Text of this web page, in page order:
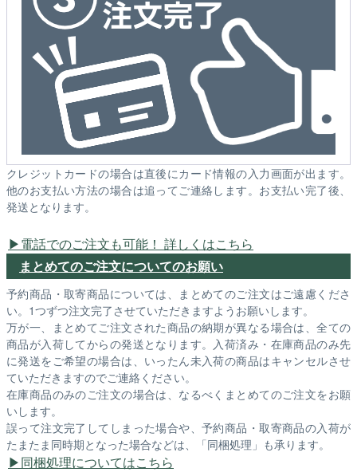
クレジットカードの場合は直後にカード情報の入力画面が出ます。
他のお支払い方法の場合は追ってご連絡します。お支払い完了後、
発送となります。
電話でのご注文も可能！ 詳しくはこちら
まとめてのご注文についてのお願い
予約商品・取寄商品については、まとめてのご注文はご遠慮くださ
い。1つずつ注文完了させていただきますようお願いします。
万が一、まとめてご注文された商品の納期が異なる場合は、全ての
商品が入荷してからの発送となります。入荷済み・在庫商品のみ先
に発送をご希望の場合は、いったん未入荷の商品はキャンセルさせ
ていただきますのでご連絡ください。
在庫商品のみのご注文の場合は、なるべくまとめてのご注文をお願
いします。
誤って注文完了してしまった場合や、予約商品・取寄商品の入荷が
たまたま同時期となった場合などは、「同梱処理」も承ります。
同梱処理についてはこちら